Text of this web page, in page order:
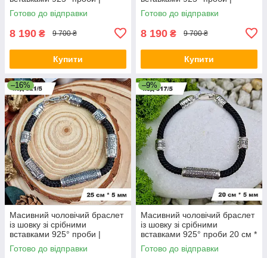
Срібний браслет
Готово до відправки
8 190 ₴ 9 700 ₴
Купити
Срібний браслет
Готово до відправки
8 190 ₴ 9 700 ₴
Купити
–16%
Масивний чоловічий браслет
із шовку зі срібними
вставками 925° проби |
Срібний браслет
Готово до відправки
–9%
Масивний чоловічий браслет
із шовку зі срібними
вставками 925° проби 20 см *
5 мм
Готово до відправки